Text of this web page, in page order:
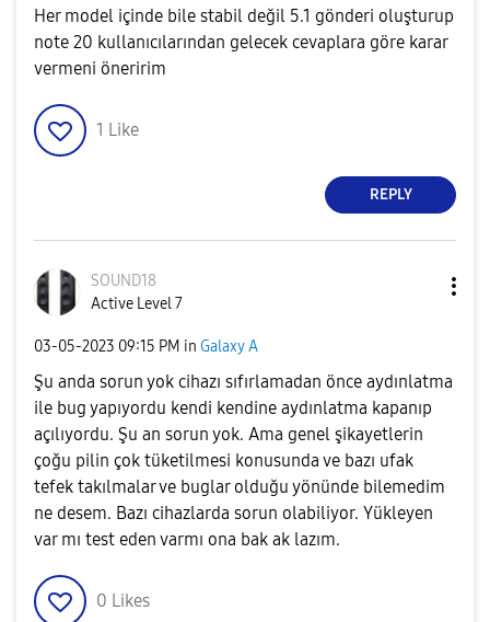
Her model içinde bile stabil değil 5.1 gönderi oluşturup
note 20 kullanıcılarından gelecek cevaplara göre karar
vermeni öneririm
1 Like
REPLY
SOUND18
Active Level 7
‎03-05-2023 09:15 PM in Galaxy A
Şu anda sorun yok cihazı sıfırlamadan önce aydınlatma
ile bug yapıyordu kendi kendine aydınlatma kapanıp
açılıyordu. Şu an sorun yok. Ama genel şikayetlerin
çoğu pilin çok tüketilmesi konusunda ve bazı ufak
tefek takılmalar ve buglar olduğu yönünde bilemedim
ne desem. Bazı cihazlarda sorun olabiliyor. Yükleyen
var mı test eden varmı ona bak ak lazım.
0 Likes